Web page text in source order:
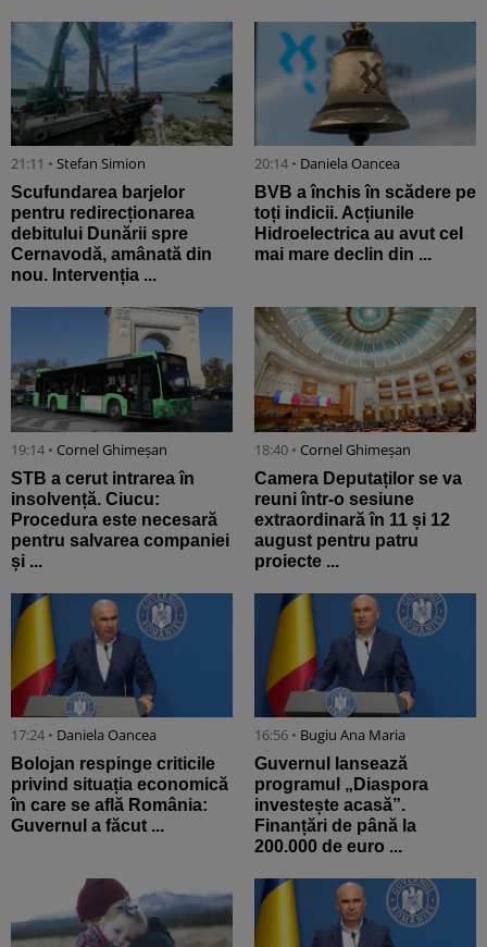
21:11 • Stefan Simion
Scufundarea barjelor
pentru redirecționarea
debitului Dunării spre
Cernavodă, amânată din
nou. Intervenția ...
20:14 • Daniela Oancea
BVB a închis în scădere pe
toți indicii. Acțiunile
Hidroelectrica au avut cel
mai mare declin din ...
19:14 • Cornel Ghimeșan
STB a cerut intrarea în
insolvență. Ciucu:
Procedura este necesară
pentru salvarea companiei
și ...
18:40 • Cornel Ghimeșan
Camera Deputaților se va
reuni într-o sesiune
extraordinară în 11 și 12
august pentru patru
proiecte ...
17:24 • Daniela Oancea
Bolojan respinge criticile
privind situația economică
în care se află România:
Guvernul a făcut ...
16:56 • Bugiu ⁠Ana Maria
Guvernul lansează
programul „Diaspora
investește acasă”.
Finanțări de până la
200.000 de euro ...